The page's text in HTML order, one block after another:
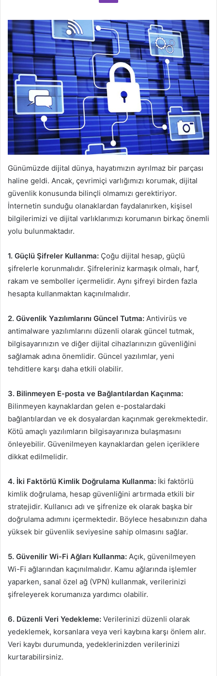
Günümüzde dijital dünya, hayatımızın ayrılmaz bir parçası
haline geldi. Ancak, çevrimiçi varlığımızı korumak, dijital
güvenlik konusunda bilinçli olmamızı gerektiriyor.
İnternetin sunduğu olanaklardan faydalanırken, kişisel
bilgilerimizi ve dijital varlıklarımızı korumanın birkaç önemli
yolu bulunmaktadır.
1. Güçlü Şifreler Kullanma: Çoğu dijital hesap, güçlü
şifrelerle korunmalıdır. Şifreleriniz karmaşık olmalı, harf,
rakam ve semboller içermelidir. Aynı şifreyi birden fazla
hesapta kullanmaktan kaçınılmalıdır.
2. Güvenlik Yazılımlarını Güncel Tutma: Antivirüs ve
antimalware yazılımlarını düzenli olarak güncel tutmak,
bilgisayarınızın ve diğer dijital cihazlarınızın güvenliğini
sağlamak adına önemlidir. Güncel yazılımlar, yeni
tehditlere karşı daha etkili olabilir.
3. Bilinmeyen E-posta ve Bağlantılardan Kaçınma:
Bilinmeyen kaynaklardan gelen e-postalardaki
bağlantılardan ve ek dosyalardan kaçınmak gerekmektedir.
Kötü amaçlı yazılımların bilgisayarınıza bulaşmasını
önleyebilir. Güvenilmeyen kaynaklardan gelen içeriklere
dikkat edilmelidir.
4. İki Faktörlü Kimlik Doğrulama Kullanma: İki faktörlü
kimlik doğrulama, hesap güvenliğini artırmada etkili bir
stratejidir. Kullanıcı adı ve şifrenize ek olarak başka bir
doğrulama adımını içermektedir. Böylece hesabınızın daha
yüksek bir güvenlik seviyesine sahip olmasını sağlar.
5. Güvenilir Wi-Fi Ağları Kullanma: Açık, güvenilmeyen
Wi-Fi ağlarından kaçınılmalıdır. Kamu ağlarında işlemler
yaparken, sanal özel ağ (VPN) kullanmak, verilerinizi
şifreleyerek korumanıza yardımcı olabilir.
6. Düzenli Veri Yedekleme: Verilerinizi düzenli olarak
yedeklemek, korsanlara veya veri kaybına karşı önlem alır.
Veri kaybı durumunda, yedeklerinizden verilerinizi
kurtarabilirsiniz.